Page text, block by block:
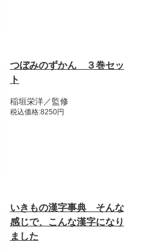
つぼみのずかん ３巻セッ
ト
稲垣栄洋／監修
税込価格:8250円
いきもの漢字事典 そんな
感じで、こんな漢字になり
ました